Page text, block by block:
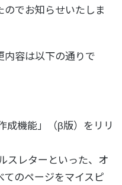
でお知らせいたしま
内容は以下の通りで
成機能」（β版）をリリ
スレターといった、オ
のページをマイスピ